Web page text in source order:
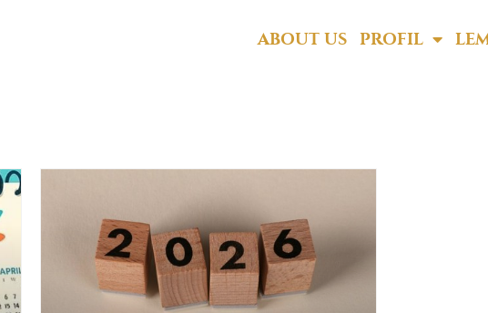
ABOUT US PROFIL
Libur Nasional 2026